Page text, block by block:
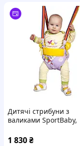
Дитячі стрибуни з
валиками SportBaby,
1 830₴